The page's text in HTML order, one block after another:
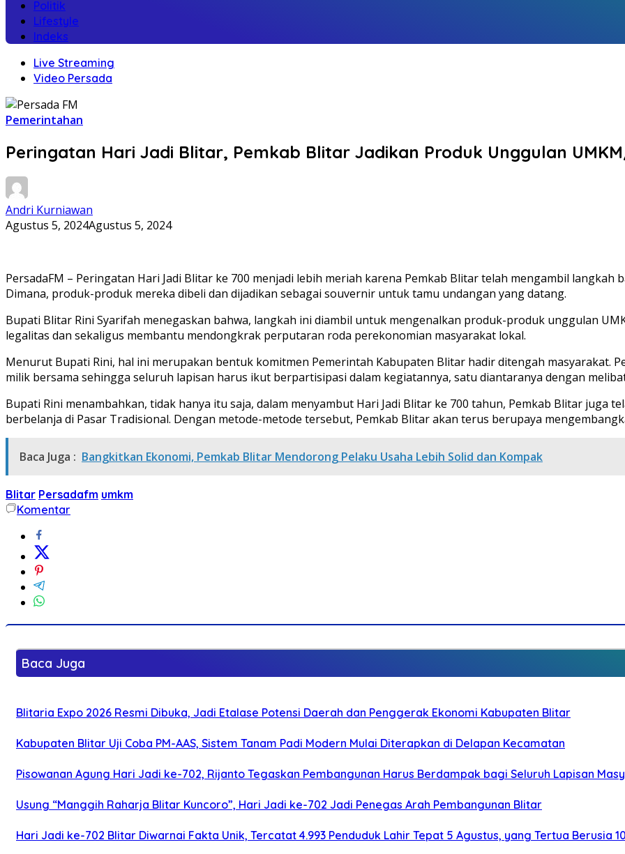
Politik
Lifestyle
Indeks
Live Streaming
Video Persada
Pemerintahan
Peringatan Hari Jadi Blitar, Pemkab Blitar Jadikan Produk Unggulan
Andri Kurniawan
Agustus 5, 2024Agustus 5, 2024
PersadaFM – Peringatan Hari Jadi Blitar ke 700 menjadi lebih meriah karena Pemkab Blitar telah mengambil
Dimana, produk-produk mereka dibeli dan dijadikan sebagai souvernir untuk tamu undangan yang datang.
Bupati Blitar Rini Syarifah menegaskan bahwa, langkah ini diambil untuk mengenalkan produk-produk unggulan
legalitas dan sekaligus membantu mendongkrak perputaran roda perekonomian masyarakat lokal.
Menurut Bupati Rini, hal ini merupakan bentuk komitmen Pemerintah Kabupaten Blitar hadir ditengah masyarakat.
milik bersama sehingga seluruh lapisan harus ikut berpartisipasi dalam kegiatannya, satu diantaranya dengan
Bupati Rini menambahkan, tidak hanya itu saja, dalam menyambut Hari Jadi Blitar ke 700 tahun, Pemkab Blitar juga
berbelanja di Pasar Tradisional. Dengan metode-metode tersebut, Pemkab Blitar akan terus berupaya
Baca Juga : Bangkitkan Ekonomi, Pemkab Blitar Mendorong Pelaku Usaha Lebih Solid dan Kompak
Blitar Persadafm umkm
Komentar
Baca Juga
Blitaria Expo 2026 Resmi Dibuka, Jadi Etalase Potensi Daerah dan Penggerak Ekonomi Kabupaten Blitar
Kabupaten Blitar Uji Coba PM-AAS, Sistem Tanam Padi Modern Mulai Diterapkan di Delapan Kecamatan
Pisowanan Agung Hari Jadi ke-702, Rijanto Tegaskan Pembangunan Harus Berdampak bagi Seluruh Lapisan
Usung “Manggih Raharja Blitar Kuncoro”, Hari Jadi ke-702 Jadi Penegas Arah Pembangunan Blitar
Hari Jadi ke-702 Blitar Diwarnai Fakta Unik, Tercatat 4.993 Penduduk Lahir Tepat 5 Agustus, yang Tertua Berusia